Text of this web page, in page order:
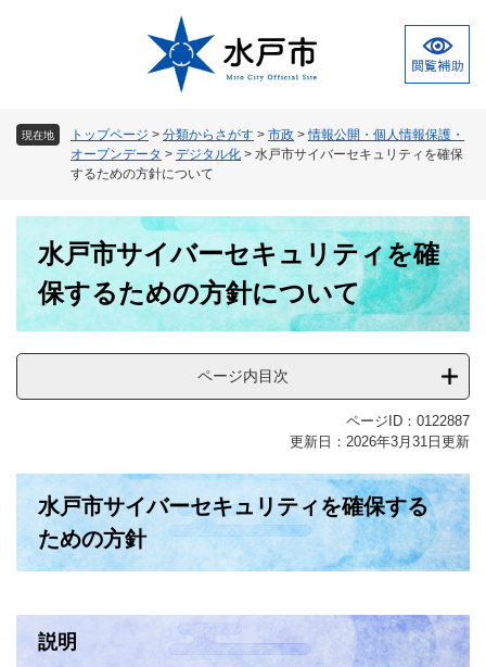
現在地 トップページ > 分類からさがす > 市政 >情報公開・個人情報保護・
オープンデータ > デジタル化 > 水戸市サイバーセキュリティを確保
するための方針について
水戸市サイバーセキュリティを確
保するための方針について
ページ内目次
ページID：0122887
更新日：2026年3月31日更新
水戸市サイバーセキュリティを確保する
ための方針
説明